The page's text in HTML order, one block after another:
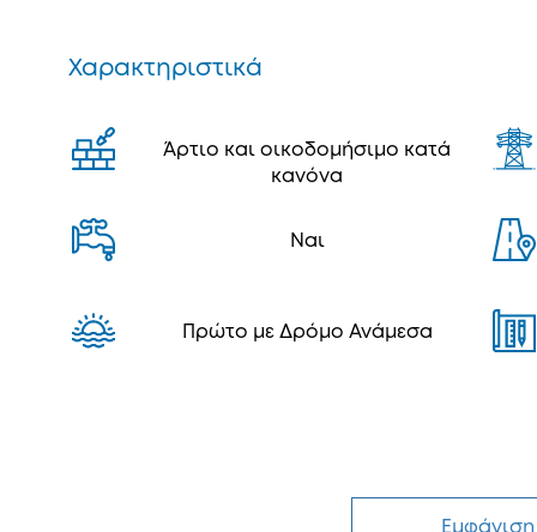
Χαρακτηριστικά
Άρτιο και οικοδομήσιμο κατά
κανόνα
Ναι
Πρώτο με Δρόμο Ανάμεσα